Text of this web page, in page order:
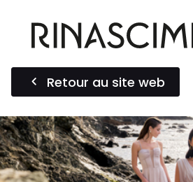
Retour au site web